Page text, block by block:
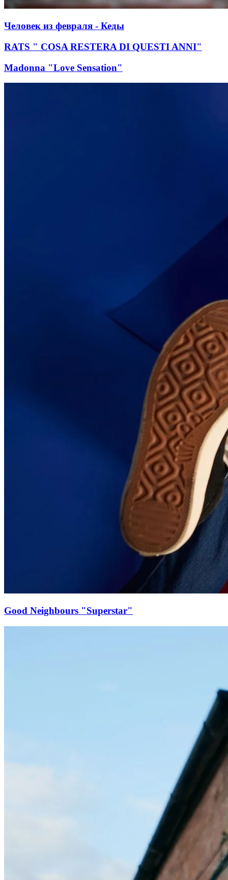
Человек из февраля - Кеды
RATS " COSA RESTERA DI QUESTI ANNI"
Madonna "Love Sensation"
Good Neighbours "Superstar"